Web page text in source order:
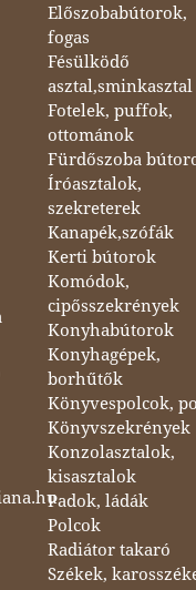
Előszobabútorok,
fogas
Fésülködő
asztal,sminkasztal
Fotelek, puffok,
ottománok
Fürdőszoba
Íróasztalok,
szekreterek
Kanapék,szófák
Kerti bútorok
Komódok,
cipősszekrények
Konyhabútorok
Konyhagépek,
borhűtők
Könyvespolcok,
Könyvszekrények
Konzolasztalok,
kisasztalok
Padok, ládák
Polcok
Radiátor takaró
Székek,